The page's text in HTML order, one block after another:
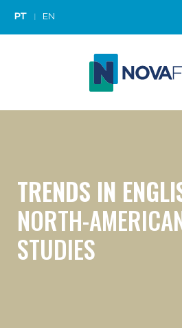
PT EN
TRENDS IN
NORTH-
STUDIES